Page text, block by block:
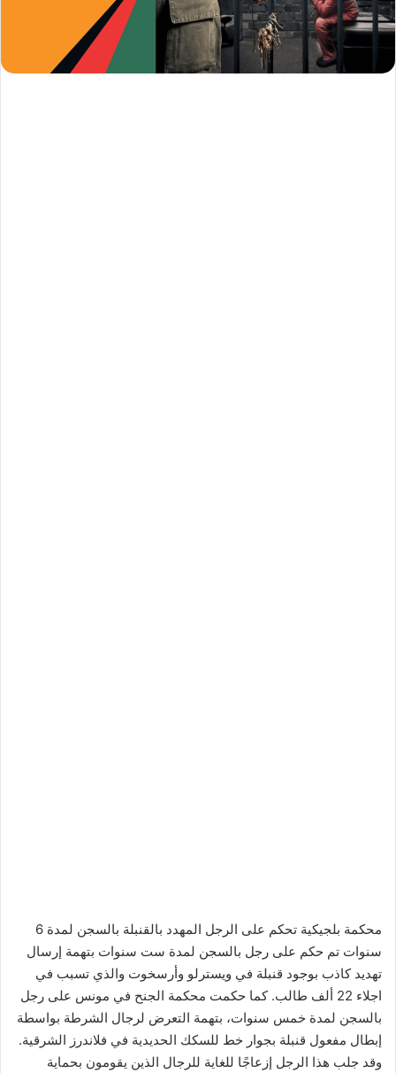
محكمة بلجيكية تحكم على الرجل المهدد بالقنبلة بالسجن لمدة 6
سنوات تم حكم على رجل بالسجن لمدة ست سنوات بتهمة إرسال
تهديد كاذب بوجود قنبلة في ويسترلو وأرسخوت والذي تسبب في
اجلاء 22 ألف طالب. كما حكمت محكمة الجنح في مونس على رجل
بالسجن لمدة خمس سنوات، بتهمة التعرض لرجال الشرطة بواسطة
إبطال مفعول قنبلة بجوار خط للسكك الحديدية في فلاندرز الشرقية.
وقد جلب هذا الرجل إزعاجًا للغاية للرجال الذين يقومون بحماية